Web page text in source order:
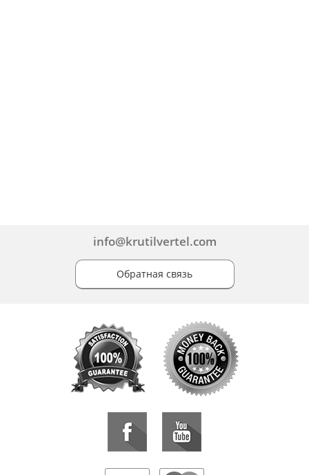
info@krutilvertel.com
Обратная связь